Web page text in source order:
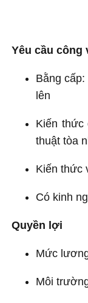
Yêu cầu công
Bằng
lên
Kiến thức
thuật tòa
Kiến thức
Có kinh
Quyền lợi
Mức
Môi